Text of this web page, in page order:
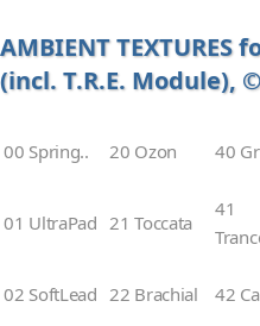
AMBIENT
(incl. T.R.E. Module),
00 Spring.. 20 Ozon 40
01 UltraPad 21 Toccata
41
02 SoftLead 22 Brachial 42